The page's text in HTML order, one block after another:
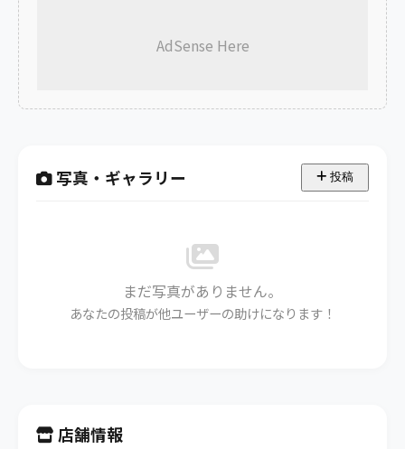
AdSense Here
写真・ギャラリー 投稿
まだ写真がありません。
あなたの投稿が他ユーザーの助けになります！
店舗情報